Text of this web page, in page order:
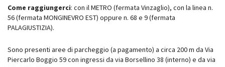
Come raggiungerci: con il METRO (fermata Vinzaglio), con la linea n.
56 (fermata MONGINEVRO EST) oppure n. 68 e 9 (fermata
PALAGIUSTIZIA).
Sono presenti aree di parcheggio (a pagamento) a circa 200 m da Via
Piercarlo Boggio 59 con ingressi da via Borsellino 38 (interno) e da via